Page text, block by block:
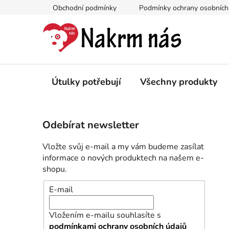
Obchodní podmínky Podmínky ochrany
Útulky potřebují Všechny produkty
o
s
t
r
a
Odebírat newsletter
Vložte svůj e-mail a my vám budeme zasílat
informace o nových produktech na našem e-
shopu.
E-mail
Vložením e-mailu souhlasíte s
podmínkami ochrany osobních údajů